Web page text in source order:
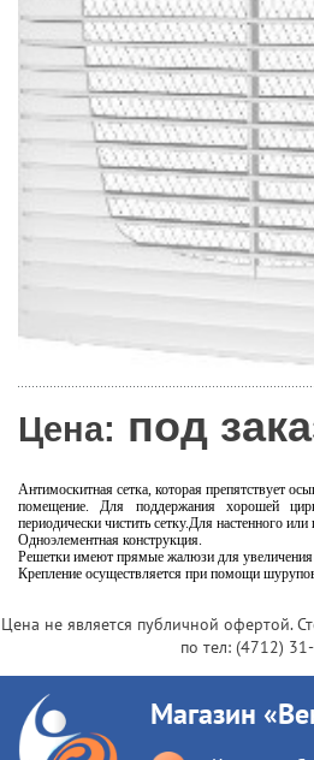
Цена: под
Антимоскитная сетка, которая препятствует
помещение. Для поддержания хорошей
периодически чистить сетку.Для настенного
Одноэлементная конструкция.
Решетки имеют прямые жалюзи для увеличения
Крепление осуществляется при помощи
Цена не является публичной офертой.
по тел: (4712)
Магазин